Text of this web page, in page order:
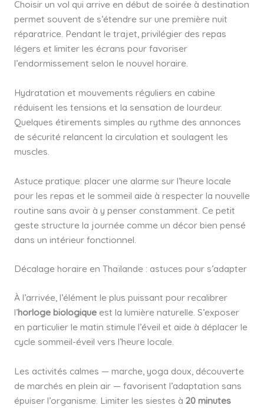
Choisir un vol qui arrive en début de soirée à destination
permet souvent de s’étendre sur une première nuit
réparatrice. Pendant le trajet, privilégier des repas
légers et limiter les écrans pour favoriser
l’endormissement selon le nouvel horaire.
Hydratation et mouvements réguliers en cabine
réduisent les tensions et la sensation de lourdeur.
Quelques étirements simples au rythme des annonces
de sécurité relancent la circulation et soulagent les
muscles.
Astuce pratique: placer une alarme sur l’heure locale
pour les repas et le sommeil aide à respecter la nouvelle
routine sans avoir à y penser constamment. Ce petit
geste structure la journée comme un décor bien pensé
dans un intérieur fonctionnel.
Décalage horaire en Thaïlande : astuces pour s’adapter
À l’arrivée, l’élément le plus puissant pour recalibrer
l’horloge biologiqueest la lumière naturelle. S’exposer
en particulier le matin stimule l’éveil et aide à déplacer le
cycle sommeil-éveil vers l’heure locale.
Les activités calmes — marche, yoga doux, découverte
de marchés en plein air — favorisent l’adaptation sans
épuiser l’organisme. Limiter les siestes à 20 minutes